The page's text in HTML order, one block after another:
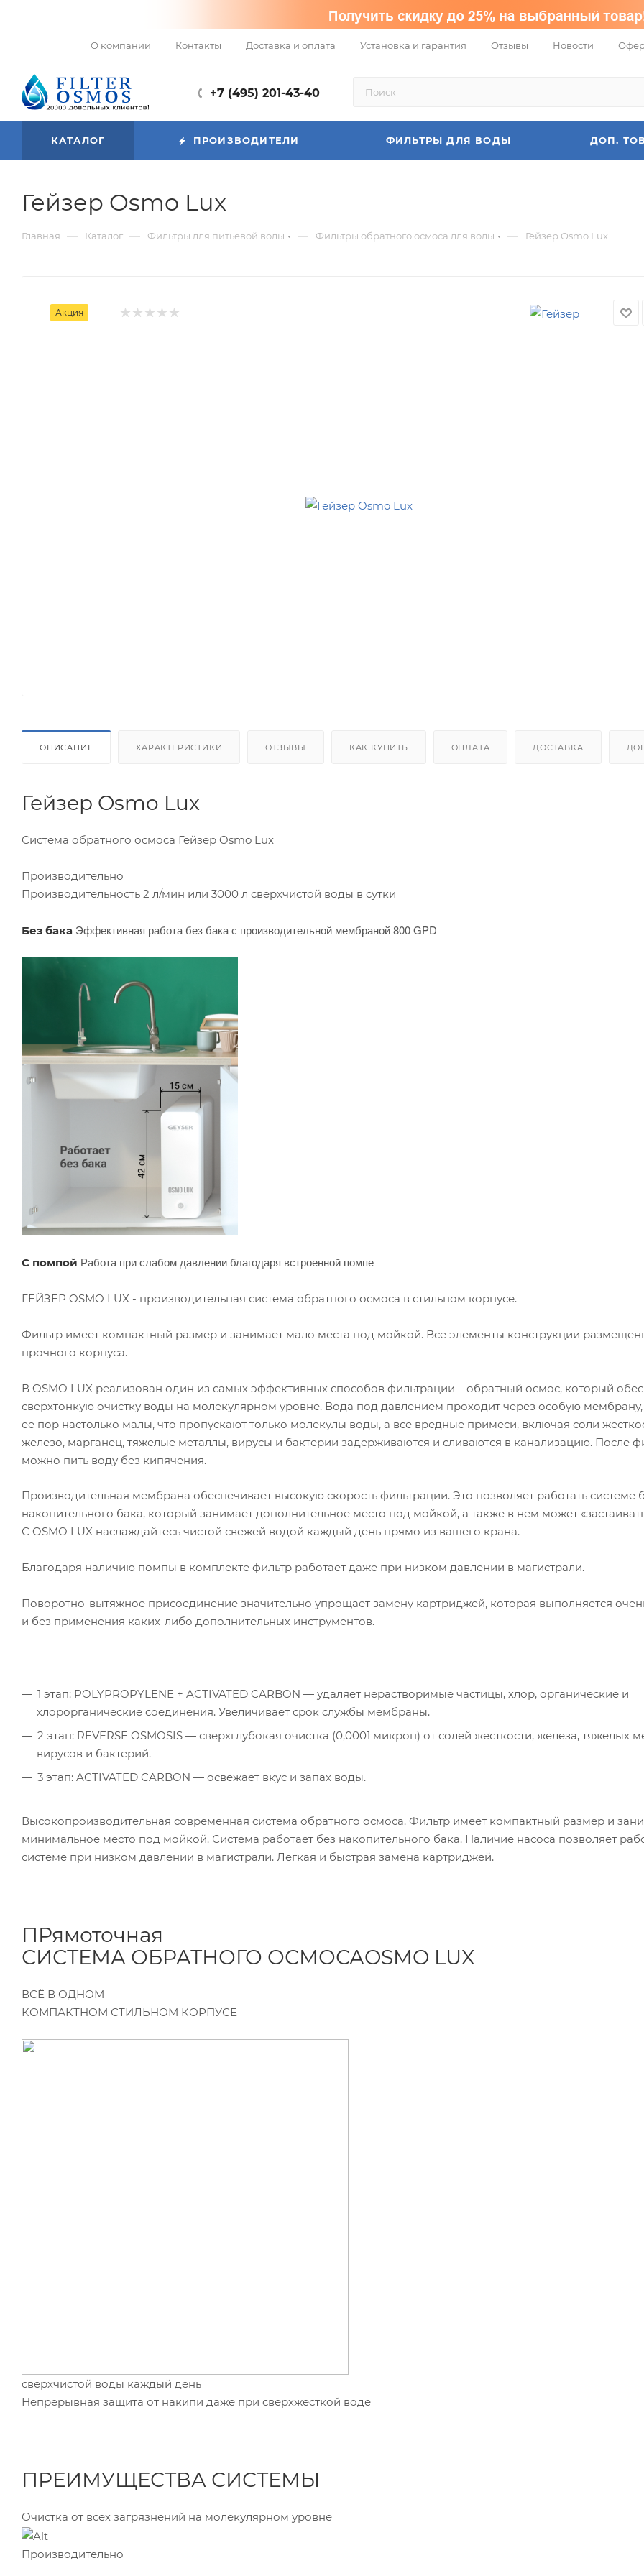
О компании Контакты Доставка и оплата Установка и гарантия Отзывы Новости
+7 (495) 201-43-40
КАТАЛОГ ПРОИЗВОДИТЕЛИ ФИЛЬТРЫ ДЛЯ ВОДЫ ДОП.
Гейзер Osmo Lux
Главная — Каталог — Фильтры для питьевой воды — Фильтры обратного осмоса для воды — Гейзер Osmo Lux
Акция
ОПИСАНИЕ ХАРАКТЕРИСТИКИ ОТЗЫВЫ КАК КУПИТЬ ОПЛАТА ДОСТАВКА
Гейзер Osmo Lux
Система обратного осмоса Гейзер Osmo Lux
Производительно
Производительность 2 л/мин или 3000 л сверхчистой воды в сутки
Без бака Эффективная работа без бака с производительной мембраной 800 GPD
С помпой Работа при слабом давлении благодаря встроенной помпе
ГЕЙЗЕР OSMO LUX - производительная система обратного осмоса в стильном корпусе.
Фильтр имеет компактный размер и занимает мало места под мойкой. Все элементы конструкции
прочного корпуса.
В OSMO LUX реализован один из самых эффективных способов фильтрации – обратный осмос, который
сверхтонкую очистку воды на молекулярном уровне. Вода под давлением проходит через особую
ее пор настолько малы, что пропускают только молекулы воды, а все вредные примеси, включая соли
железо, марганец, тяжелые металлы, вирусы и бактерии задерживаются и сливаются в канализацию. После
можно пить воду без кипячения.
Производительная мембрана обеспечивает высокую скорость фильтрации. Это позволяет работать системе
накопительного бака, который занимает дополнительное место под мойкой, а также в нем может
С OSMO LUX наслаждайтесь чистой свежей водой каждый день прямо из вашего крана.
Благодаря наличию помпы в комплекте фильтр работает даже при низком давлении в магистрали.
Поворотно-вытяжное присоединение значительно упрощает замену картриджей, которая выполняется
и без применения каких-либо дополнительных инструментов.
1 этап: POLYPROPYLENE + ACTIVATED CARBON — удаляет нерастворимые частицы, хлор, органические и
хлорорганические соединения. Увеличивает срок службы мембраны.
2 этап: REVERSE OSMOSIS — сверхглубокая очистка (0,0001 микрон) от солей жесткости, железа, тяжелых
вирусов и бактерий.
3 этап: ACTIVATED CARBON — освежает вкус и запах воды.
Высокопроизводительная современная система обратного осмоса. Фильтр имеет компактный размер и
минимальное место под мойкой. Система работает без накопительного бака. Наличие насоса позволяет
системе при низком давлении в магистрали. Легкая и быстрая замена картриджей.
ПРямоточная
СИСТЕМА ОБРАТНОГО ОСМОСАOSMO LUX
ВСЁ В ОДНОМ
КОМПАКТНОМ СТИЛЬНОМ КОРПУСЕ
сверхчистой воды каждый день
Непрерывная защита от накипи даже при сверхжесткой воде
ПРЕИМУЩЕСТВА СИСТЕМЫ
Очистка от всех загрязнений на молекулярном уровне
Производительно